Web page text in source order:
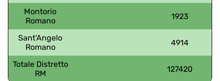
Montorio
Romano
1923
Sant'Angelo
Romano
4914
Totale Distretto
RM
127420